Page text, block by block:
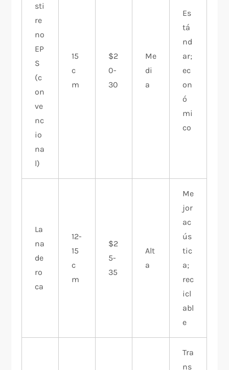
sti
re
no
EP
S
(c
on
ve
nc
io
na
l)
15
c
m
$2
0-
30
Me
di
a
Es
tá
nd
ar;
ec
on
ó
mi
co
La
na
de
ro
ca
12-
15
c
m
$2
5-
35
Alt
a
Me
jor
ac
ús
tic
a;
rec
icl
abl
e
Tra
ns